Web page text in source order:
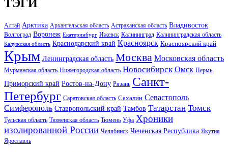
ТЭГИ
Алтай Арктика Архангельская область Астраханская область Владивосток
Волгоград Воронеж Екатеринбург Ижевск Калининград Калининградская область
Калужская область Краснодарский край Красноярск Красноярский край
Крым Ленинградская область Москва Московская область
Мурманская область Нижегородская область Новосибирск Омск Пермь
Приморский край Ростов-на-Дону Рязань Санкт-
Петербург Саратовская область Сахалин Севастополь
Симферополь Ставропольский край Тамбов Татарстан Томск
Тульская область Тюменская область Тюмень Уфа Хроники
изолированной России Челябинск Чеченская Республика Якутия
Ярославль